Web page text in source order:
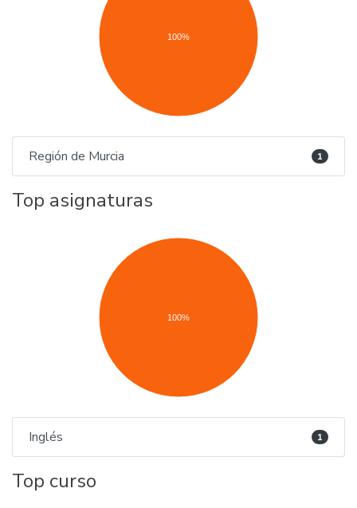
100%
Región de Murcia 1
Top asignaturas
100%
Inglés 1
Top curso